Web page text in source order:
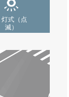
灯式（点
滅）